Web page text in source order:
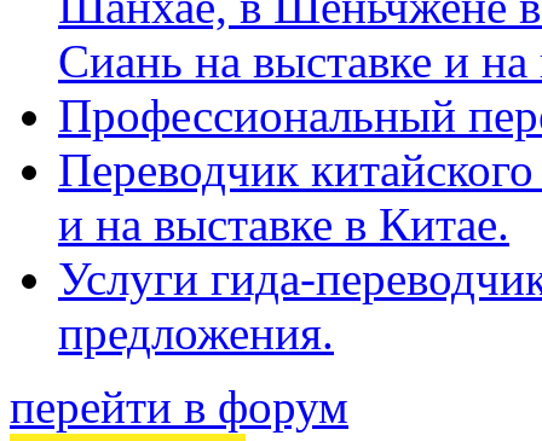
Сиань на выставке и
Профессиональный
Переводчик
и на выставке в Китае.
Услуги гида-
предложения.
перейти в форум